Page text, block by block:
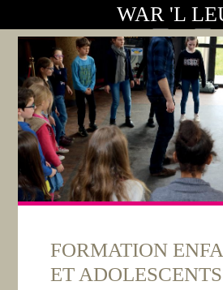
WAR 'L
FORMATION
ET ADOLESCENTS